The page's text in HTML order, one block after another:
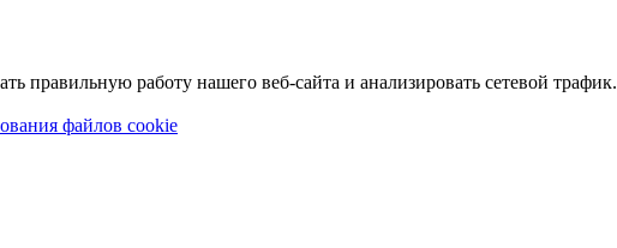
правильную работу нашего веб-сайта и анализировать сетевой трафик.
файлов cookie